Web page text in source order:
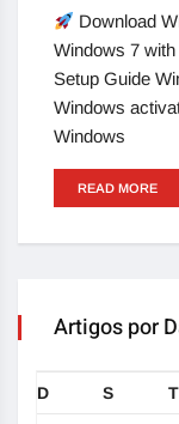
Download
Windows 7
Setup Guide
Windows
Windows
READ MORE
Artigos por
D S T